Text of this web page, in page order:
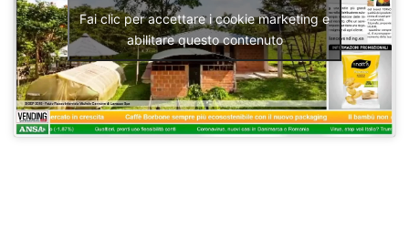
Fai clic per accettare i cookie marketing e
abilitare questo contenuto